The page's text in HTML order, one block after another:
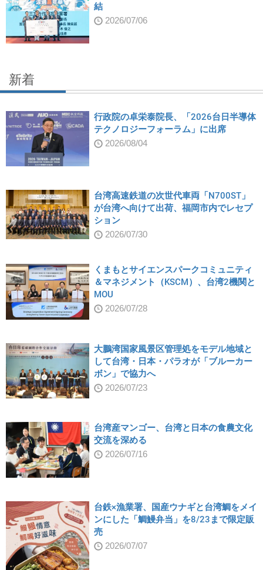
結
2026/07/06
新着
行政院の卓栄泰院長、「2026台日半導体
テクノロジーフォーラム」に出席
2026/08/04
台湾高速鉄道の次世代車両「N700ST」
が台湾へ向けて出荷、福岡市内でレセプ
ション
2026/07/30
くまもとサイエンスパークコミュニティ
＆マネジメント（KSCM）、台湾2機関と
MOU
2026/07/28
大鵬湾国家風景区管理処をモデル地域と
して台湾・日本・パラオが「ブルーカー
ボン」で協力へ
2026/07/23
台湾産マンゴー、台湾と日本の食農文化
交流を深める
2026/07/16
台鉄×漁業署、国産ウナギと台湾鯛をメイ
ンにした「鯛鰻弁当」を8/23まで限定販
売
2026/07/07